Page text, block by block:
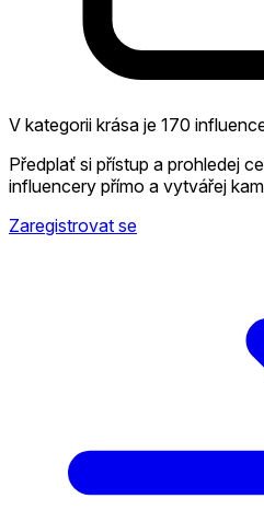
V kategorii krása je 170
Předplať si přístup a prohledej
influencery přímo a vytvářej
Zaregistrovat se